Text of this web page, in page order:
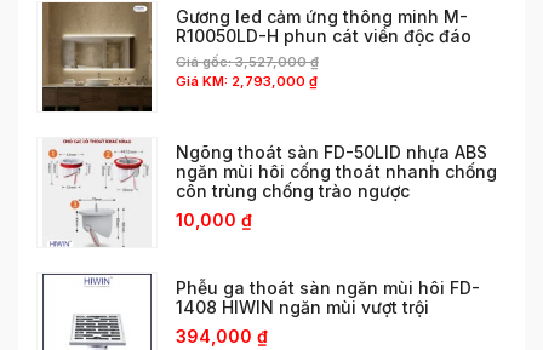
Gương led cảm ứng thông minh M-
R10050LD-H phun cát viền độc đáo
Giá gốc:3,527,000₫
Giá KM: 2,793,000 ₫
Ngõng thoát sàn FD-50LID nhựa ABS
ngăn mùi hôi cống thoát nhanh chống
côn trùng chống trào ngược
10,000 ₫
Phễu ga thoát sàn ngăn mùi hôi FD-
1408 HIWIN ngăn mùi vượt trội
394,000 ₫